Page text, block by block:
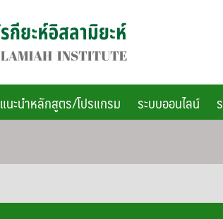
แนะนำหลักสูตร/โปรแกรม ระบบออนไลน์